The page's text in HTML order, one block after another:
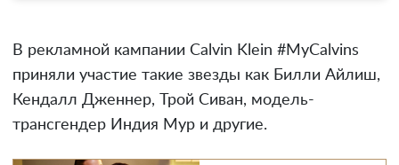
В рекламной кампании Calvin Klein #MyCalvins
приняли участие такие звезды как Билли Айлиш,
Кендалл Дженнер, Трой Сиван, модель-
трансгендер Индия Мур и другие.